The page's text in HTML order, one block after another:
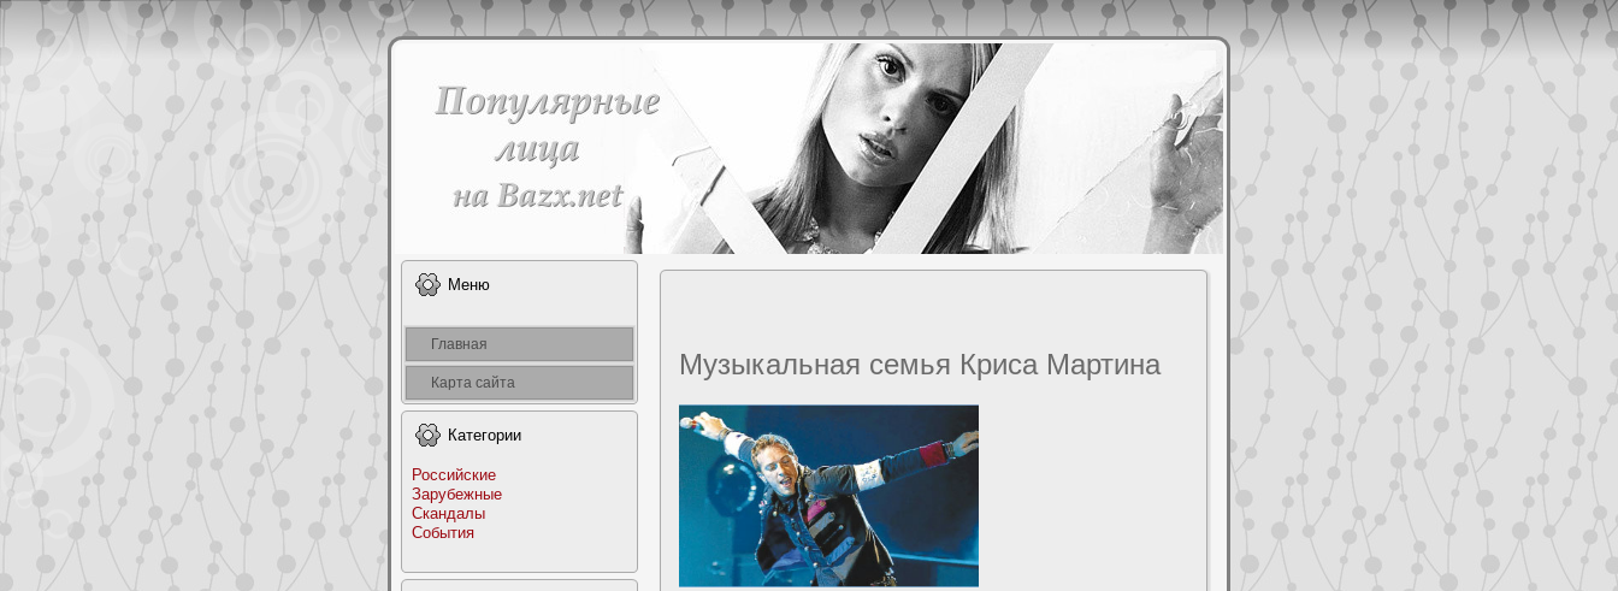
Меню
Главная
Карта сайта
Категоpии
Российские
Заpyбежные
Скандалы
События
Музыкальная семья Кpиса Мартина